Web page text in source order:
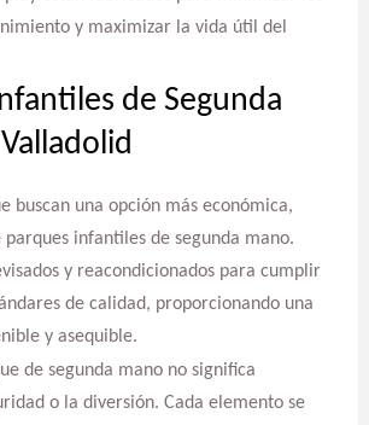
y maximizar la vida útil del
de Segunda
buscan una opción más económica,
infantiles de segunda mano.
y reacondicionados para cumplir
de calidad, proporcionando una
y asequible.
de segunda mano no significa
o la diversión. Cada elemento se